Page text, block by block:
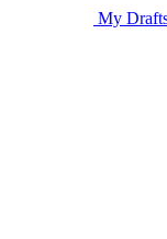
My